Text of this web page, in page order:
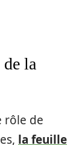
la
rôle de
la feuille